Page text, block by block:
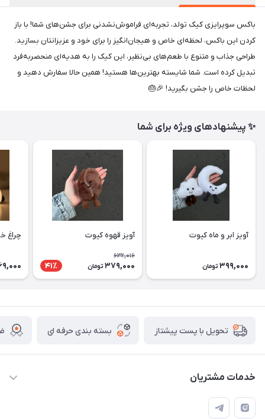
باکس سوپرایزی کیک تولد، تجربه‌ای فراموش‌نشدنی برای جشن‌های شما! با باز
کردن این باکس، لحظه‌ای خاص و هیجان‌انگیز را برای خود و عزیزانتان بسازید.
طراحی جذاب و متنوع با طعم‌های بی‌نظیر، این کیک را به هدیه‌ای منحصربه‌فرد
تبدیل کرده است. شما شایسته بهترین‌ها هستید! همین حالا سفارش دهید و
لحظات خاص را جشن بگیرید! 🎉🎂
✨ پیشنهادهای ویژه برای شما
آویز ابر و ماه کیوت
399,000 تومان
آویز قهوه کیوت
632,016
379,000 تومان 41٪
چراغ
تحویل با پست پیشتاز بسته بندی حرفه ای
خدمات مشتریان
قوانین